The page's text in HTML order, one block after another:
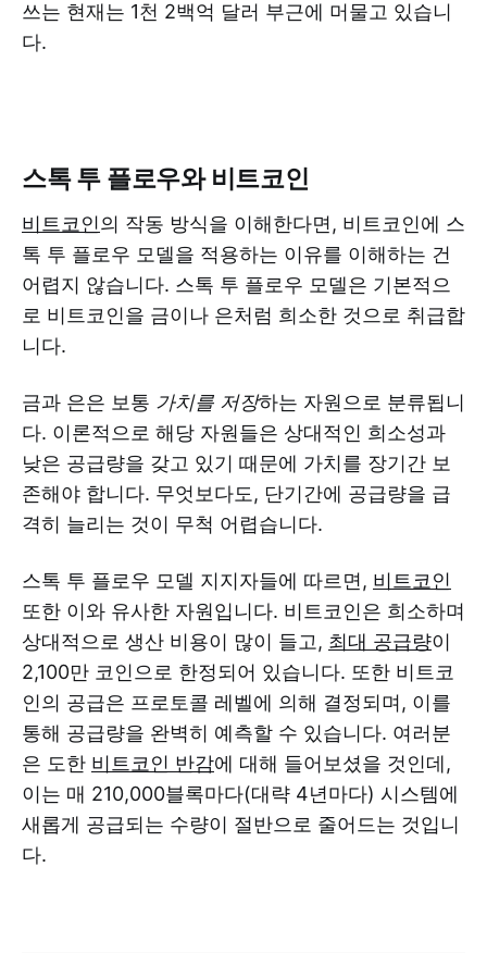
쓰는 현재는 1천 2백억 달러 부근에 머물고 있습니
다.
스톡 투 플로우와 비트코인
비트코인의 작동 방식을 이해한다면, 비트코인에 스
톡 투 플로우 모델을 적용하는 이유를 이해하는 건
어렵지 않습니다. 스톡 투 플로우 모델은 기본적으
로 비트코인을 금이나 은처럼 희소한 것으로 취급합
니다.
금과 은은 보통 가치를 저장하는 자원으로 분류됩니
다. 이론적으로 해당 자원들은 상대적인 희소성과
낮은 공급량을 갖고 있기 때문에 가치를 장기간 보
존해야 합니다. 무엇보다도, 단기간에 공급량을 급
격히 늘리는 것이 무척 어렵습니다.
스톡 투 플로우 모델 지지자들에 따르면, 비트코인
또한 이와 유사한 자원입니다. 비트코인은 희소하며
상대적으로 생산 비용이 많이 들고, 최대 공급량이
2,100만 코인으로 한정되어 있습니다. 또한 비트코
인의 공급은 프로토콜 레벨에 의해 결정되며, 이를
통해 공급량을 완벽히 예측할 수 있습니다. 여러분
은 도한 비트코인 반감에 대해 들어보셨을 것인데,
이는 매 210,000블록마다(대략 4년마다) 시스템에
새롭게 공급되는 수량이 절반으로 줄어드는 것입니
다.